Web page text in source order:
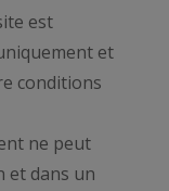
est
et
conditions
ne peut
et dans un